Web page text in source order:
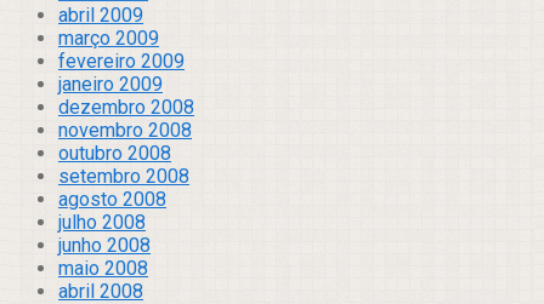
abril 2009
março 2009
fevereiro 2009
janeiro 2009
dezembro 2008
novembro 2008
outubro 2008
setembro 2008
agosto 2008
julho 2008
junho 2008
maio 2008
abril 2008